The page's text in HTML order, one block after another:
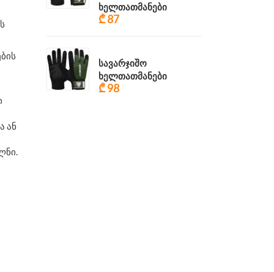
ან
ხელთათმანები
₾ 87
სავარჯიშო
ხელთათმანები
₾ 98